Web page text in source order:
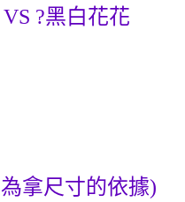
?黑白花花
拿尺寸的依據)